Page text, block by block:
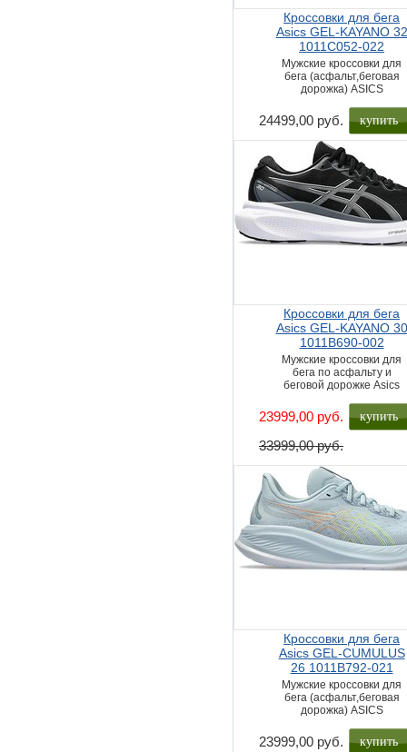
Кроссовки для бега
Asics GEL-KAYANO 32
1011C052-022
Мужские кроссовки для
бега (асфальт,беговая
дорожка) ASICS
24499,00 руб. купить
Кроссовки для бега
Asics GEL-KAYANO 30
1011B690-002
Мужские кроссовки для
бега по асфальту и
беговой дорожке Asics
23999,00 руб.
33999,00 руб.
купить
Кроссовки для бега
Asics GEL-CUMULUS
26 1011B792-021
Мужские кроссовки для
бега (асфальт,беговая
дорожка) ASICS
23999,00 руб. купить